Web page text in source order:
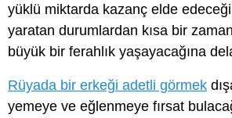
yüklü miktarda kazanç elde
yaratan durumlardan kısa bir
büyük bir ferahlık yaşayacağına
Rüyada bir erkeği adetli görmek
yemeye ve eğlenmeye fırsat